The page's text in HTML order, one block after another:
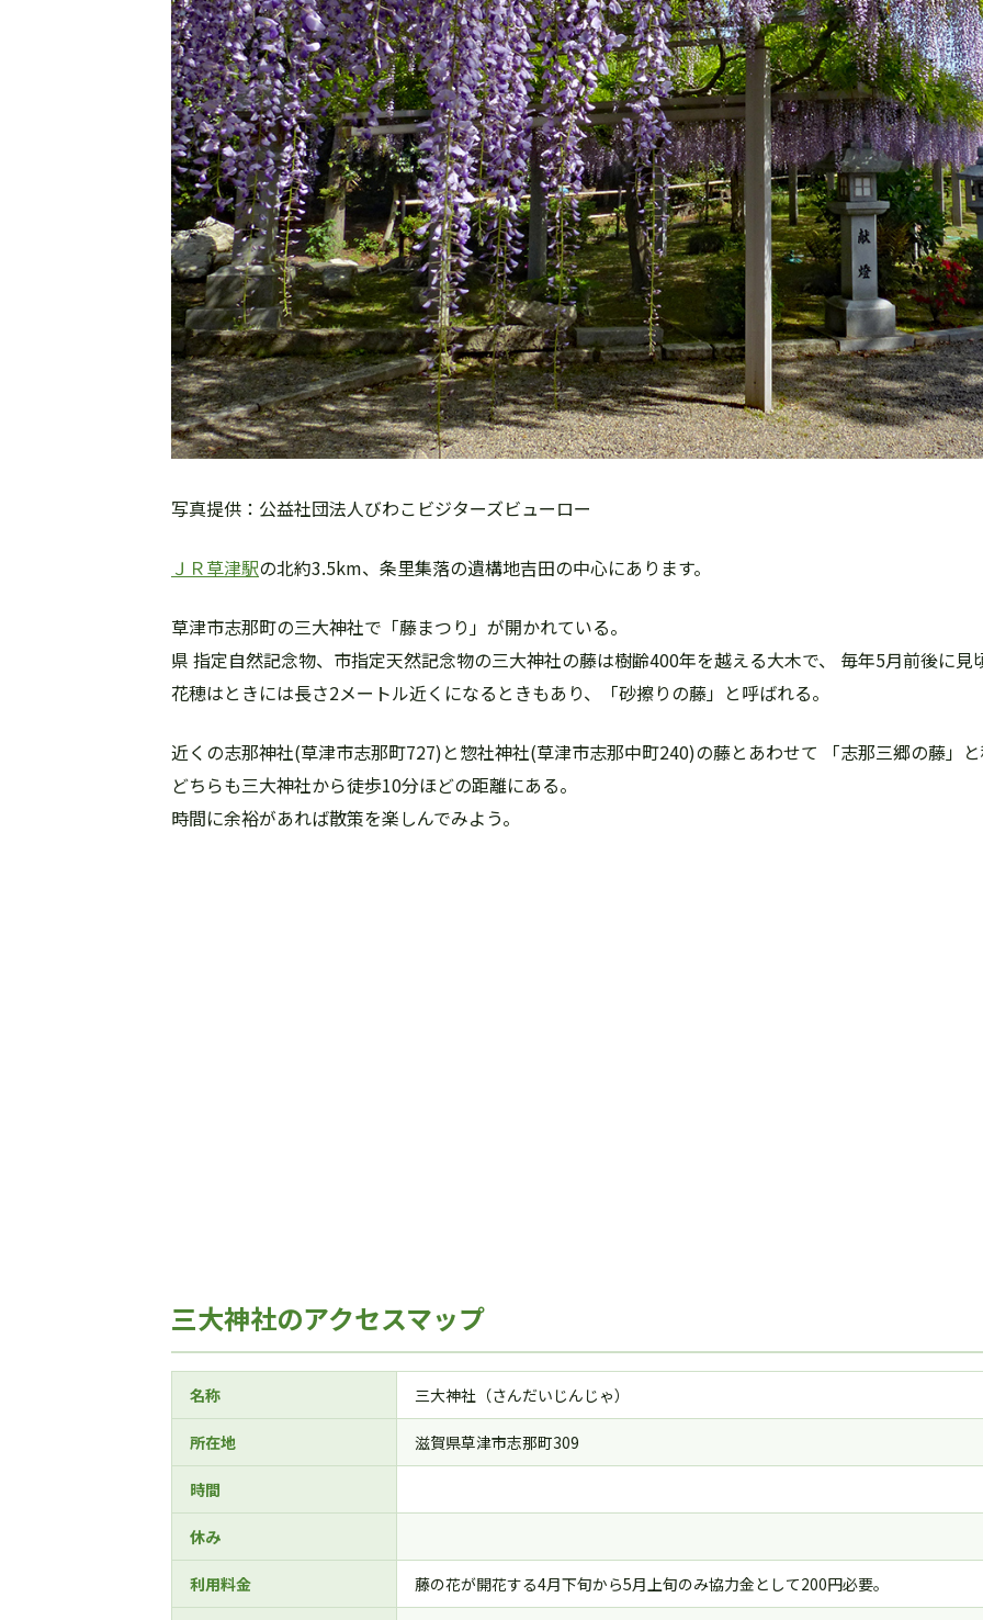
写真提供：公益社団法人びわこビジターズビューロー
ＪＲ草津駅の北約3.5km、条里集落の遺構地吉田の中心にあります。
草津市志那町の三大神社で「藤まつり」が開かれている。
県 指定自然記念物、市指定天然記念物の三大神社の藤は樹齢400年を越える大木で、 毎年5月前後に見
花穂はときには長さ2メートル近くになるときもあり、「砂擦りの藤」と呼ばれる。
近くの志那神社(草津市志那町727)と惣社神社(草津市志那中町240)の藤とあわせて 「志那三郷の藤」
どちらも三大神社から徒歩10分ほどの距離にある。
時間に余裕があれば散策を楽しんでみよう。
三大神社のアクセスマップ
名称 三大神社（さんだいじんじゃ）
所在地 滋賀県草津市志那町309
時間
休み
利用料金 藤の花が開花する4月下旬から5月上旬のみ協力金として200円必要。